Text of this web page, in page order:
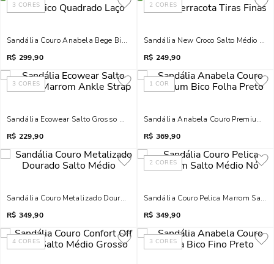
3 CORES
Sandália Couro Anabela Bege Bico Quadrado Laço
R$ 299,90
2 CORES
Sandália New Croco Salto Médio
R$ 249,90
3 CORES
Sandália Ecowear Salto Grosso Marrom Ankle Strap
R$ 229,90
1 COR
Sandália Anabela Couro Premium
R$ 369,90
Sandália Couro Metalizado Dourado Salto Médio
R$ 349,90
2 CORES
Sandália Couro Pelica Marrom Salto
R$ 349,90
4 CORES 3 CORES